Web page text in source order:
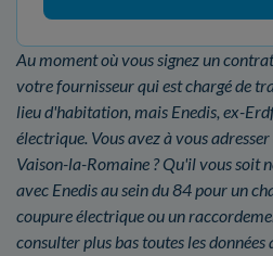
Au moment où vous signez un
votre fournisseur qui est chargé de
lieu d'habitation, mais Enedis, ex-
électrique. Vous avez à vous
Vaison-la-Romaine ? Qu'il vous soit
avec Enedis au sein du 84 pour un
coupure électrique ou un
consulter plus bas toutes les